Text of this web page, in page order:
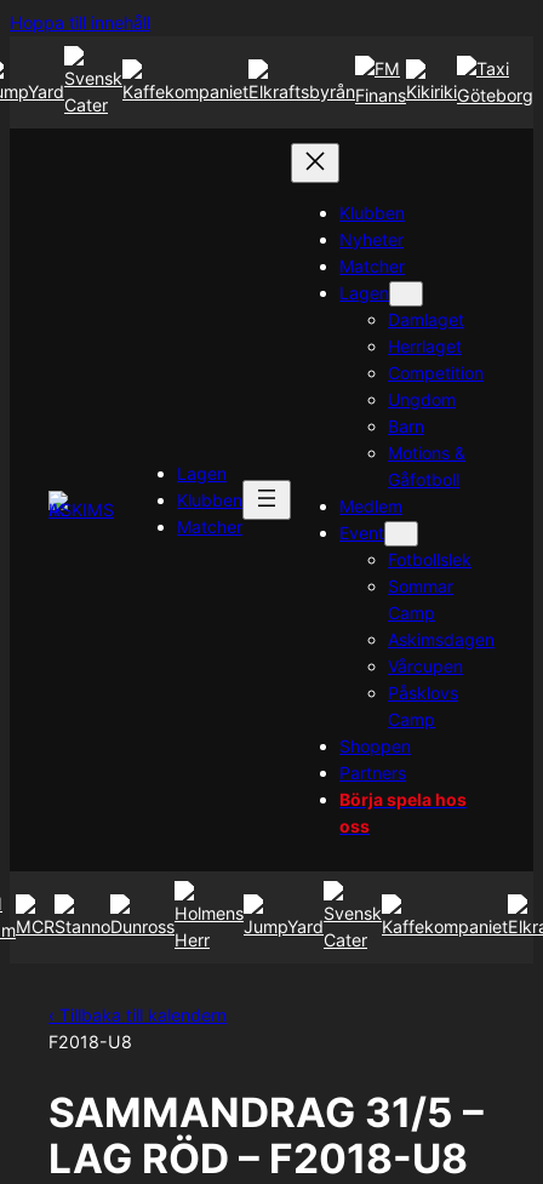
Hoppa till innehållHoppa
Lagen
Klubben
Matcher
Klubben
Nyheter
Matcher
Lagen
Damlaget
Herrlaget
Competition
Ungdom
Barn
Motions &
Gåfotboll
Medlem
Event
Fotbollslek
Sommar
Camp
Askimsdagen
Vårcupen
Påsklovs
Camp
Shoppen
Partners
Börja spela hos
oss
‹ Tillbaka till kalendern
F2018-U8
SAMMANDRAG 31/5 –
LAG RÖD – F2018-U8